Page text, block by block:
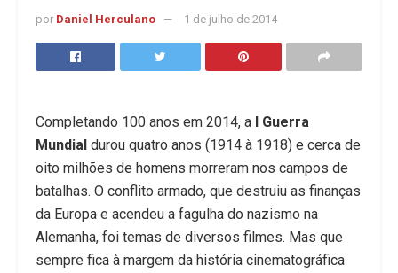
por Daniel Herculano 1 de julho de 2014
Completando 100 anos em 2014, a I Guerra
Mundial durou quatro anos (1914 à 1918) e cerca de
oito milhões de homens morreram nos campos de
batalhas. O conflito armado, que destruiu as finanças
da Europa e acendeu a fagulha do nazismo na
Alemanha, foi temas de diversos filmes. Mas que
sempre fica à margem da história cinematográfica